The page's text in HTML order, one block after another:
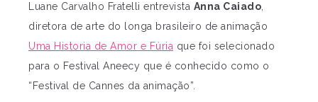
Luane Carvalho Fratelli entrevista Anna Caiado,
diretora de arte do longa brasileiro de animação
Uma Historia de Amor e Fúria que foi selecionado
para o Festival Aneecy que é conhecido como o
“Festival de Cannes da animação”.